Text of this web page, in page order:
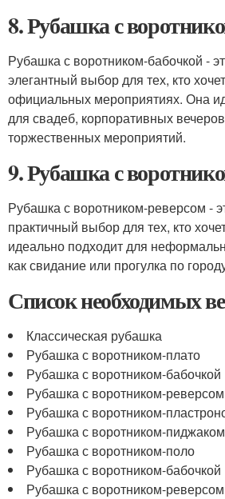
8. Рубашка с
Рубашка с воротником-бабочкой -
элегантный выбор для тех, кто
официальных мероприятиях. Она
для свадеб, корпоративных
торжественных мероприятий.
9. Рубашка с
Рубашка с воротником-реверсом -
практичный выбор для тех, кто
идеально подходит для
как свидание или прогулка по
Список необходимых
Классическая рубашка
Рубашка с воротником-плато
Рубашка с воротником-бабочкой
Рубашка с воротником-реверсом
Рубашка с воротником-
Рубашка с воротником-пиджаком
Рубашка с воротником-поло
Рубашка с воротником-бабочкой
Рубашка с воротником-реверсом